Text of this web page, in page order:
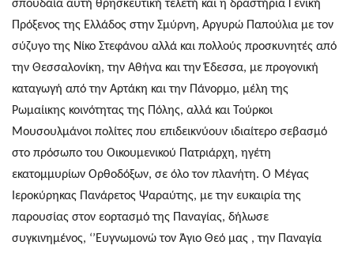
σπουδαία αυτή θρησκευτική τελετή και η δραστήρια Γενική
Πρόξενος της Ελλάδος στην Σμύρνη, Αργυρώ Παπούλια με τον
σύζυγο της Νίκο Στεφάνου αλλά και πολλούς προσκυνητές από
την Θεσσαλονίκη, την Αθήνα και την Έδεσσα, με προγονική
καταγωγή από την Αρτάκη και την Πάνορμο, μέλη της
Ρωμαίικης κοινότητας της Πόλης, αλλά και Τούρκοι
Μουσουλμάνοι πολίτες που επιδεικνύουν ιδιαίτερο σεβασμό
στο πρόσωπο του Οικουμενικού Πατριάρχη, ηγέτη
εκατομμυρίων Ορθοδόξων, σε όλο τον πλανήτη. O Μέγας
Ιεροκύρηκας Πανάρετος Ψαραύτης, με την ευκαιρία της
παρουσίας στον εορτασμό της Παναγίας, δήλωσε
συγκινημένος, ‘’Ευγνωμονώ τον Άγιο Θεό μας , την Παναγία